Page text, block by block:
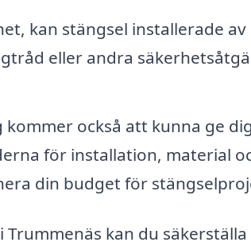
kan stängsel installerade av
eller andra
också att kunna ge
för installation, material
din budget för
kan du